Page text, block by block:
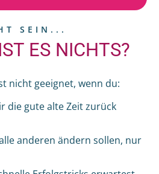
SEIN...
ES NICHTS?
nicht geeignet, wenn du:
die gute alte Zeit zurück
anderen ändern sollen, nur